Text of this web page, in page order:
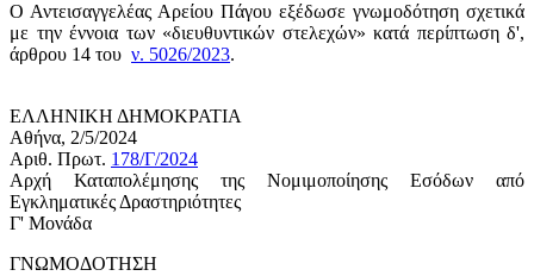
Ο Αντεισαγγελέας Αρείου Πάγου εξέδωσε γνωμοδότηση σχετικά
με την έννοια των «διευθυντικών στελεχών» κατά περίπτωση δ',
άρθρου 14 του ν. 5026/2023.
ΕΛΛΗΝΙΚΗ ΔΗΜΟΚΡΑΤΙΑ
Αθήνα, 2/5/2024
Αριθ. Πρωτ. 178/Γ/2024
Αρχή Καταπολέμησης της Νομιμοποίησης Εσόδων από
Εγκληματικές Δραστηριότητες
Γ' Μονάδα
ΓΝΩΜΟΔΟΤΗΣΗ